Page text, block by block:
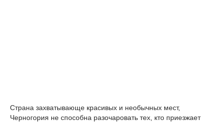
Страна захватывающе красивых и необычных мест,
Черногория не способна разочаровать тех, кто приезжает